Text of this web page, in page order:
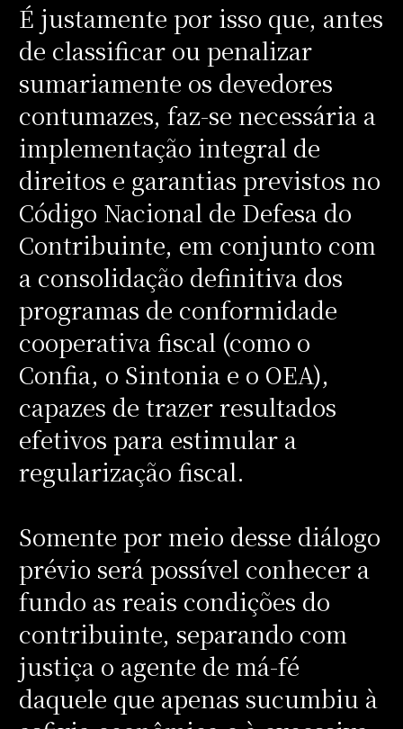
É justamente por isso que, antes
de classificar ou penalizar
sumariamente os devedores
contumazes, faz-se necessária a
implementação integral de
direitos e garantias previstos no
Código Nacional de Defesa do
Contribuinte, em conjunto com
a consolidação definitiva dos
programas de conformidade
cooperativa fiscal (como o
Confia, o Sintonia e o OEA),
capazes de trazer resultados
efetivos para estimular a
regularização fiscal.
Somente por meio desse diálogo
prévio será possível conhecer a
fundo as reais condições do
contribuinte, separando com
justiça o agente de má-fé
daquele que apenas sucumbiu à